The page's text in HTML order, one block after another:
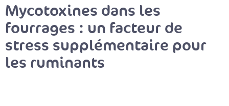
Mycotoxines dans les
fourrages : un facteur de
stress supplémentaire pour
les ruminants